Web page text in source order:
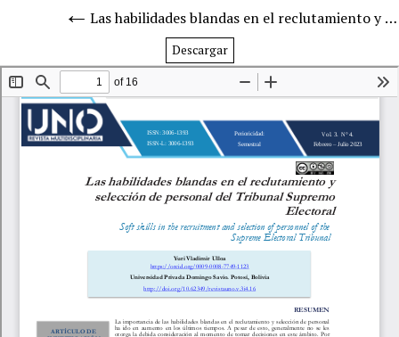
Las habilidades blandas en el reclutamiento y selección de personal del Tribunal Supremo Electoral
Descargar